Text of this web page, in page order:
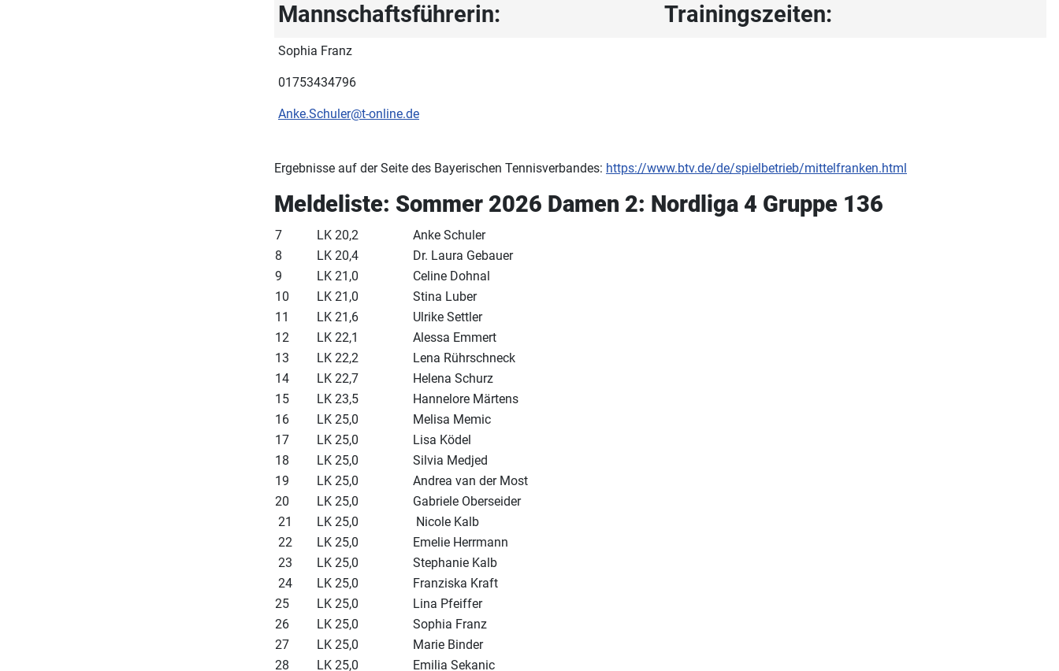
Mannschaftsführerin: Trainingszeiten:
Sophia Franz
01753434796
Anke.Schuler@t-online.de
Ergebnisse auf der Seite des Bayerischen Tennisverbandes: https://www.btv.de/de/spielbetrieb/mittelfranken.html
Meldeliste: Sommer 2026 Damen 2: Nordliga 4 Gruppe 136
7 LK 20,2
Anke Schuler
8
LK 20,4
Dr. Laura Gebauer
9
LK 21,0
Celine Dohnal
10
LK 21,0
Stina Luber
11
LK 21,6
Ulrike Settler
12
LK 22,1
Alessa Emmert
13
LK 22,2
Lena Rührschneck
14
LK 22,7
Helena Schurz
15
LK 23,5
Hannelore Märtens
16
LK 25,0
Melisa Memic
17
LK 25,0
Lisa Ködel
18
LK 25,0
Silvia Medjed
19
LK 25,0
Andrea van der Most
20
LK 25,0
Gabriele Oberseider
21
LK 25,0
Nicole Kalb
22
LK 25,0
Emelie Herrmann
23
LK 25,0
Stephanie Kalb
24
LK 25,0
Franziska Kraft
25
LK 25,0
Lina Pfeiffer
26
LK 25,0
Sophia Franz
27
LK 25,0
Marie Binder
28
LK 25,0 Emilia Sekanic